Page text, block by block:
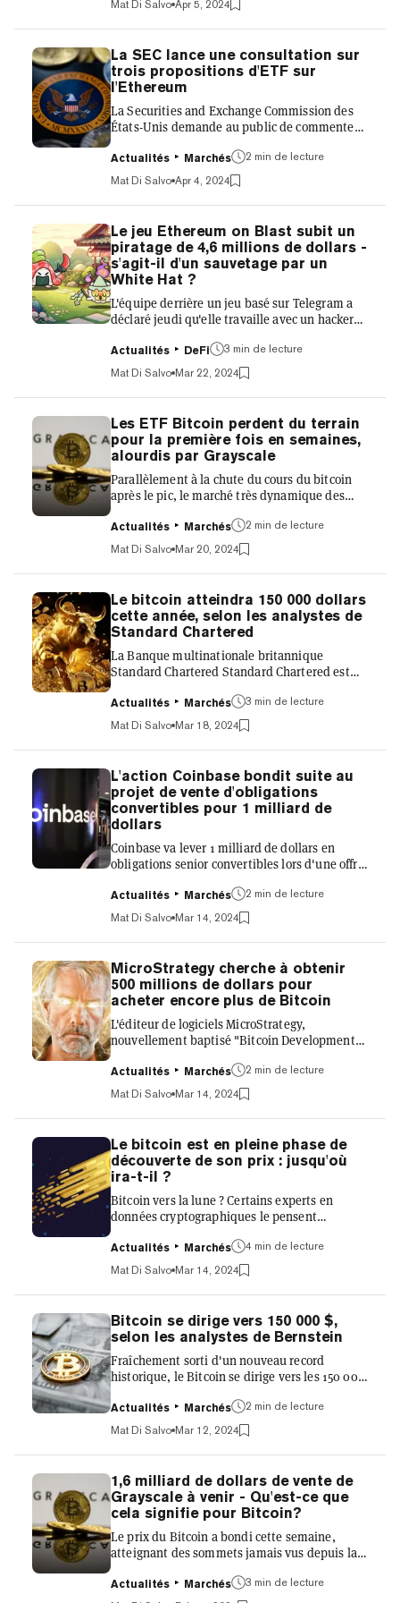
concurrent. Y a-t-il une fin en vue ? Et
Grayscale va-t-il s'en sortir ? Après sa
conversion d'un fonds essentiellement fermé
en un échange négocié en bourse (ETF) Bitcoin
spot en janvier, les investisseurs ont appuyé
sur le bouton de rachat - et rapidement.
Tellement rapidement que GBTC a connu les...
Mat Di Salvo Apr 5, 2024
La SEC lance une consultation sur
trois propositions d'ETF sur
l'Ethereum
La Securities and Exchange Commission des
États-Unis demande au public de commenter
(ETF) Ethereum - le dernier mouvement du
régulateur pour les produits d'investissement
tant attendus. Après avoir émis une série de
retards dans sa prise de décision sur les ETF
Ethereum au comptant, le principal régulateur
de Wall Street a déclaré mardi que Grayscale
Investments, Fidelity et Bitwise sont
désormais soumis à une période de
commentaires de trois semaines....
Actualités Marchés
2 min de lecture
Mat Di Salvo Apr 4, 2024
Le jeu Ethereum on Blast subit un
piratage de 4,6 millions de dollars -
s'agit-il d'un sauvetage par un
White Hat ?
L'équipe derrière un jeu basé sur Telegram a
déclaré jeudi qu'elle travaille avec un hacker
utilisateurs après que des tokens d'une valeur
de 4,6 millions de dollars ont été volés en
raison d'une faille. Le hacker a attaqué le jeu
nouvellement lancé Super Sushi Samurai, qui
a émis ses tokens sur le réseau de mise à
l'échelle Ethereum Blast. Le prix de son token
natif, SSS, a chuté à une fraction minuscule
d'un centime sur les rapports du piratage, qui
a exp...
Actualités DeFi
3 min de lecture
Mat Di Salvo Mar 22, 2024
Les ETF Bitcoin perdent du terrain
pour la première fois en semaines,
alourdis par Grayscale
Parallèlement à la chute du cours du bitcoin
après le pic, le marché très dynamique des
aussi. Le Bitcoin est actuellement échangé
bien en dessous de son record historique de
2021 de 69 044 $ malgré avoir dépassé la
capitalisation boursière de l'argent et avoir
grimpé à de nouveaux sommets au-dessus de
73 000 $ par pièce la semaine dernière. Une
raison ? Les énormes montants de capital qui
continuent de sortir du Trust Bitcoin de
Grayscale (GBTC)....
Actualités Marchés
2 min de lecture
Mat Di Salvo Mar 20, 2024
Le bitcoin atteindra 150 000 dollars
cette année, selon les analystes de
Standard Chartered
La Banque multinationale britannique
Standard Chartered Standard Chartered est
maintenant que la plus grande cryptomonnaie
atteindra un prix de 150 000 $ cette année.
Dans une note de recherche publiée lundi, les
analystes de la banque ont ajouté que si les
flux des fonds négociés en bourse (ETF)
continuent de croître, alors la monnaie
numérique pourrait atteindre 250 000 $ en
2025. Les analystes de Standard Chartered ont
déclaré l'année dernière à la...
Actualités Marchés
3 min de lecture
Mat Di Salvo Mar 18, 2024
L'action Coinbase bondit suite au
projet de vente d'obligations
convertibles pour 1 milliard de
dollars
Coinbase va lever 1 milliard de dollars en
obligations senior convertibles lors d'une offre
monnaie de premier plan mardi. L'action de
Coinbase - qui se négocie sous le symbole
COIN sur le Nasdaq - est en hausse de 3%
aujourd'hui, cotée à 263,86 $, selon les
données du Nasdaq. Elle a clôturé à 256 $
mardi et a dépassé les 268 $ mercredi matin
avant de se stabiliser au prix actuel. Au cours
du dernier mois, COIN a augmenté de près de
90%. COIN a atteint son...
Actualités Marchés
2 min de lecture
Mat Di Salvo Mar 14, 2024
MicroStrategy cherche à obtenir
500 millions de dollars pour
acheter encore plus de Bitcoin
L'éditeur de logiciels MicroStrategy,
nouvellement baptisé "Bitcoin Development
vente privée visant à racheter encore plus de
Bitcoin. Dans un communiqué publié
mercredi, la société a déclaré qu'elle prévoit
d'offrir 500 millions de dollars de billets de
créance senior convertibles à des acheteurs
institutionnels, échéance en 2031, afin que la
société puisse acheter des cryptomonnaies
supplémentaires. La semaine dernière, la
société a annoncé qu'elle offr...
Actualités Marchés
2 min de lecture
Mat Di Salvo Mar 14, 2024
Le bitcoin est en pleine phase de
découverte de son prix : jusqu'où
ira-t-il ?
Bitcoin vers la lune ? Certains experts en
données cryptographiques le pensent
actuellement à 72 880 $, selon les données de
CoinGecko. Plus tôt mercredi, il a atteint un
nouveau prix record de plus de 73 600 $ par
pièce, poursuivant une récente série de
hausses. Les nouveaux sommets sont dus au
succès continu des fonds négociés en bourse
(ETF) BTC au comptant, qui reçoivent des
afflux records en raison de la demande
croissante des investisseurs traditionne...
Actualités Marchés
4 min de lecture
Mat Di Salvo Mar 14, 2024
Bitcoin se dirige vers 150 000 $,
selon les analystes de Bernstein
Fraîchement sorti d'un nouveau record
historique, le Bitcoin se dirige vers les 150 000
mondiale AllianceBernstein. Dans une note
publiée lundi, la firme a déclaré que le volume
massif de liquidités affluant dans les fonds
négociés en bourse nouvellement approuvés
garantira que la valeur du Bitcoin continuera
de monter. La firme a prédit l'année dernière
que le Bitcoin atteindrait 150 000 $ d'ici 2025.
Maintenant, elle estime que l'atteinte de ce
ja...
Actualités Marchés
2 min de lecture
Mat Di Salvo Mar 12, 2024
1,6 milliard de dollars de vente de
Grayscale à venir - Qu'est-ce que
cela signifie pour Bitcoin?
Le prix du Bitcoin a bondi cette semaine,
atteignant des sommets jamais vus depuis la
La nouvelle a été annoncée qu'un juge
Actualités Marchés
3 min de lecture